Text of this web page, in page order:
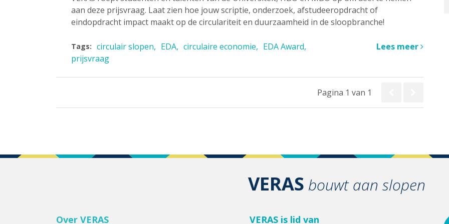
aan deze prijsvraag. Laat zien hoe jouw scriptie, onderzoek, afstudeeropdracht of
eindopdracht impact maakt op de circulariteit en duurzaamheid in de sloopbranche!
Tags: circulair slopen EDA circulaire economie
EDA Award
prijsvraag
Lees meer
Pagina 1 van 1
VERAS bouwt aan slopen
Over VERAS VERAS is lid van